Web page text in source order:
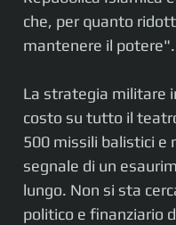
che, per quanto
mantenere il potere".
La strategia militare
costo su tutto il
500 missili balistici e
segnale di un
lungo. Non si sta
politico e finanziario